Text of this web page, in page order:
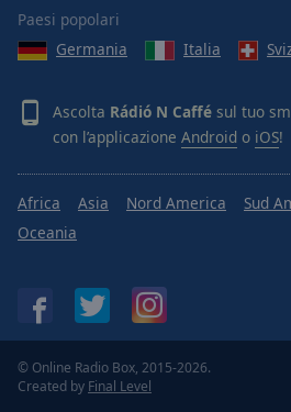
Paesi popolari
Germania
Italia
Ascolta Rádió N Caffé sul tuo
con l’applicazione Android o iOS!
Africa Asia Nord America Sud
Oceania
© Online Radio Box, 2015-2026.
Created by Final Level